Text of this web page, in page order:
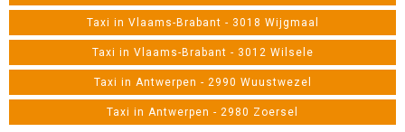
Taxi in Vlaams-Brabant - 3018 Wijgmaal
Taxi in Vlaams-Brabant - 3012 Wilsele
Taxi in Antwerpen - 2990 Wuustwezel
Taxi in Antwerpen - 2980 Zoersel